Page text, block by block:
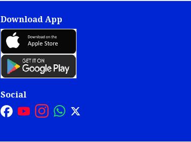
Download App
Social